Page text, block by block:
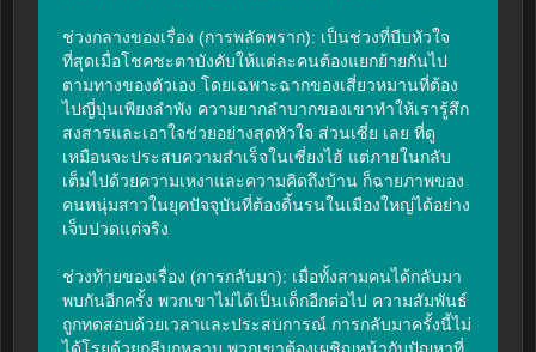
ช่วงกลางของเรื่อง (การพลัดพราก): เป็นช่วงที่บีบหัวใจ
ที่สุดเมื่อโชคชะตาบังคับให้แต่ละคนต้องแยกย้ายกันไป
ตามทางของตัวเอง โดยเฉพาะฉากของเสี่ยวหมานที่ต้อง
ไปญี่ปุ่นเพียงลำพัง ความยากลำบากของเขาทำให้เรารู้สึก
สงสารและเอาใจช่วยอย่างสุดหัวใจ ส่วนเซี่ย เลย ที่ดู
เหมือนจะประสบความสำเร็จในเซี่ยงไฮ้ แต่ภายในกลับ
เต็มไปด้วยความเหงาและความคิดถึงบ้าน ก็ฉายภาพของ
คนหนุ่มสาวในยุคปัจจุบันที่ต้องดิ้นรนในเมืองใหญ่ได้อย่าง
เจ็บปวดแต่จริง
ช่วงท้ายของเรื่อง (การกลับมา): เมื่อทั้งสามคนได้กลับมา
พบกันอีกครั้ง พวกเขาไม่ได้เป็นเด็กอีกต่อไป ความสัมพันธ์
ถูกทดสอบด้วยเวลาและประสบการณ์ การกลับมาครั้งนี้ไม่